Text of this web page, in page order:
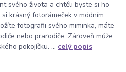
svého života a chtěli byste si ho
krásný fotorámeček v módním
fotografii svého miminka, máte
nebo prarodiče. Zároveň může
pokojíčku. ... celý popis